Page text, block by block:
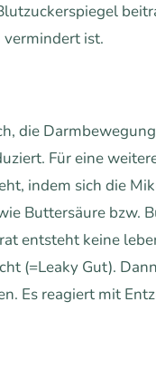
vermindert ist.
die
Für eine
indem sich die
Buttersäure bzw.
entsteht keine
(=Leaky Gut).
Es reagiert mit